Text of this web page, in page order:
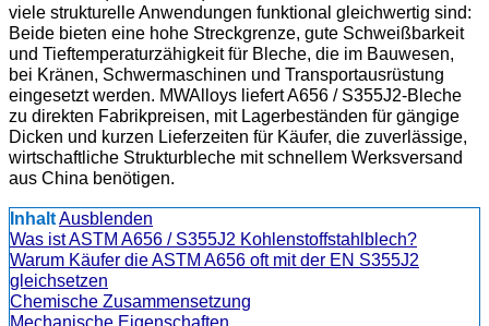
viele strukturelle Anwendungen funktional gleichwertig sind:
Beide bieten eine hohe Streckgrenze, gute Schweißbarkeit
und Tieftemperaturzähigkeit für Bleche, die im Bauwesen,
bei Kränen, Schwermaschinen und Transportausrüstung
eingesetzt werden. MWAlloys liefert A656 / S355J2-Bleche
zu direkten Fabrikpreisen, mit Lagerbeständen für gängige
Dicken und kurzen Lieferzeiten für Käufer, die zuverlässige,
wirtschaftliche Strukturbleche mit schnellem Werksversand
aus China benötigen.
InhaltAusblenden
Was ist ASTM A656 / S355J2 Kohlenstoffstahlblech?
Warum Käufer die ASTM A656 oft mit der EN S355J2
gleichsetzen
Chemische Zusammensetzung
Mechanische Eigenschaften